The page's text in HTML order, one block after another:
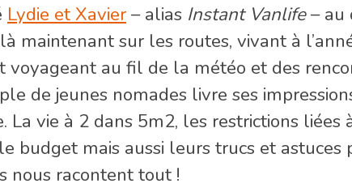
Lydie et Xavier– alias Instant Vanlife– au
maintenant sur les routes, vivant à
voyageant au fil de la météo et des
de jeunes nomades livre ses
La vie à 2 dans 5m2, les restrictions liées
budget mais aussi leurs trucs et astuces
nous racontent tout !